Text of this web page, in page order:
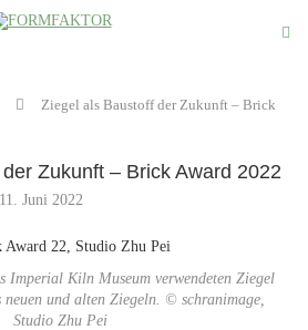
Ziegel als Baustoff der Zukunft – Brick
Zukunft – Brick Award 2022
11. Juni 2022
Kiln Museum verwendeten Ziegel
neuen und alten Ziegeln. © schranimage,
Studio Zhu Pei